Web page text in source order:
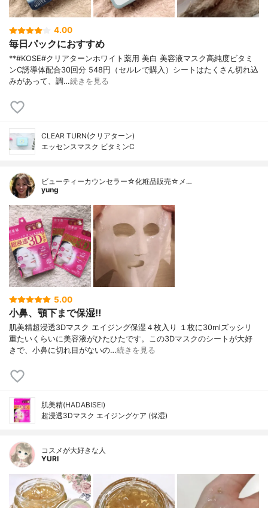
4.00
毎日パックにおすすめ
**#KOSE#クリアターンホワイト薬用 美白 美容液マスク高純度ビタミ
ンC誘導体配合⁡30回分 548円（セルレで購入）⁡シートはたくさん切れ込
みがあって、調…続きを見る
CLEAR TURN(クリアターン)
エッセンスマスク ビタミンC
ビューティーカウンセラー☆化粧品販売☆メ…
yung
5.00
小鼻、顎下まで保湿‼︎
肌美精超浸透3Dマスク エイジング保湿４枚入り １枚に30mlズッシリ
重たいくらいに美容液がひたひたです。この3Dマスクのシートが大好
きで、小鼻に切れ目がないの…続きを見る
肌美精(HADABISEI)
超浸透3Dマスク エイジングケア (保湿)
コスメが大好きな人
YURI